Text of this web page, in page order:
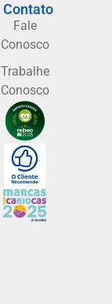
Contato
Fale
Conosco
Trabalhe
Conosco